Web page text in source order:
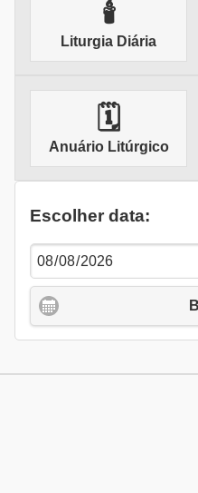
🕯
Liturgia Diária
🗓
Anuário Litúrgico
Escolher data: